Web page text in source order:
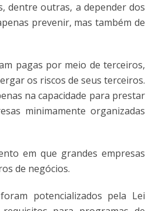
dentre outras, a depender dos
prevenir, mas também de
pagas por meio de terceiros,
os riscos de seus terceiros.
na capacidade para prestar
minimamente organizadas
em que grandes empresas
de negócios.
potencializados pela Lei